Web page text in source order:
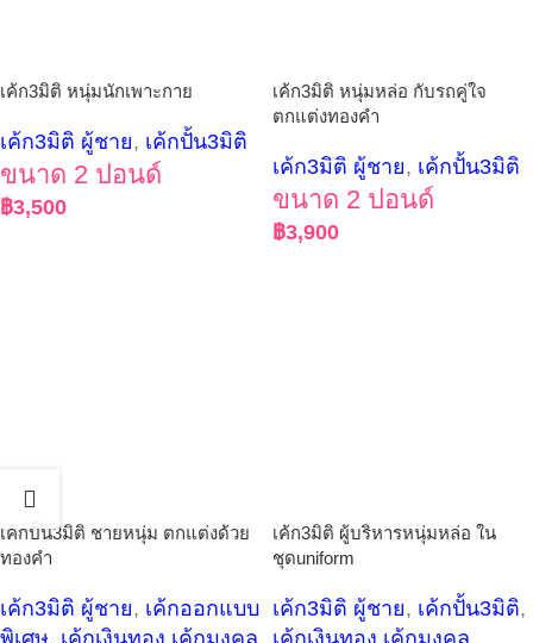
เค้ก3มิติ หนุ่มนักเพาะกาย
เค้ก3มิติ ผู้ชาย, เค้กปั้น3มิติ
ขนาด 2 ปอนด์
฿3,500
เค้ก3มิติ หนุ่มหล่อ กับรถคู่ใจ
ตกแต่งทองคำ
เค้ก3มิติ ผู้ชาย, เค้กปั้น3มิติ
ขนาด 2 ปอนด์
฿3,900
เค้กปั้น3มิติ ชายหนุ่ม ตกแต่งด้วย
ทองคำ
เค้ก3มิติ ผู้ชาย, เค้กออกแบบ
พิเศษ, เค้กเงินทอง เค้กมงคล
เค้ก3มิติ ผู้บริหารหนุ่มหล่อ ใน
ชุดuniform
เค้ก3มิติ ผู้ชาย, เค้กปั้น3มิติ,
เค้กเงินทอง เค้กมงคล